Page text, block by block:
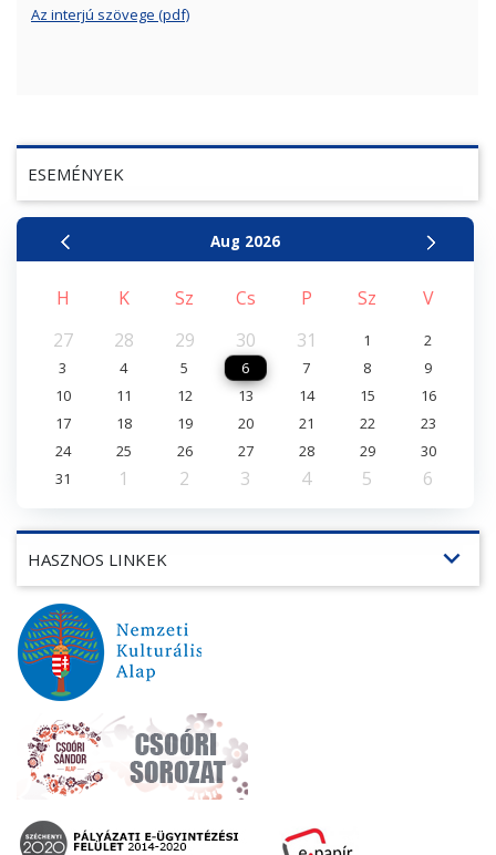
ESEMÉNYEK
Aug 2026
H K Sz Cs P Sz
V
27
28 29 30 31 1
2
3
4 5 6 7 8
9
10
11 12 13 14 15
16
17
18 19 20 21 22
23
24
25 26 27 28 29
30
31
1 2 3 4 5 6
HASZNOS LINKEK expand_more
Az interjú szövege (pdf)